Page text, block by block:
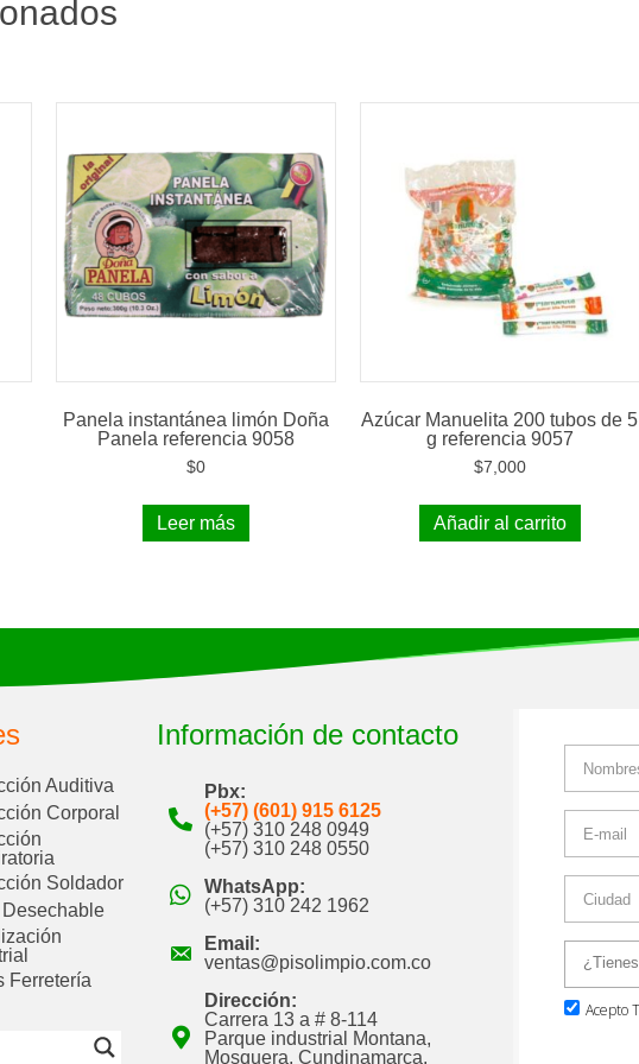
Panela instantánea limón Doña
Panela referencia 9058
$0
Leer más
Azúcar Manuelita 200 tubos de 5
g referencia 9057
$7,000
Añadir al carrito
Auditiva
Corporal
Soldador
Desechable
Ferretería
Información de contacto
Pbx:
(+57) (601) 915 6125
(+57) 310 248 0949
(+57) 310 248 0550
WhatsApp:
(+57) 310 242 1962
Email:
ventas@pisolimpio.com.co
Dirección:
Carrera 13 a # 8-114
Parque industrial Montana,
Mosquera, Cundinamarca,